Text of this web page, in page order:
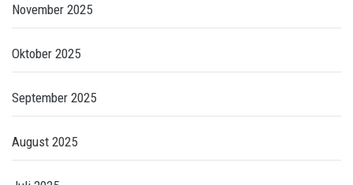
November 2025
Oktober 2025
September 2025
August 2025